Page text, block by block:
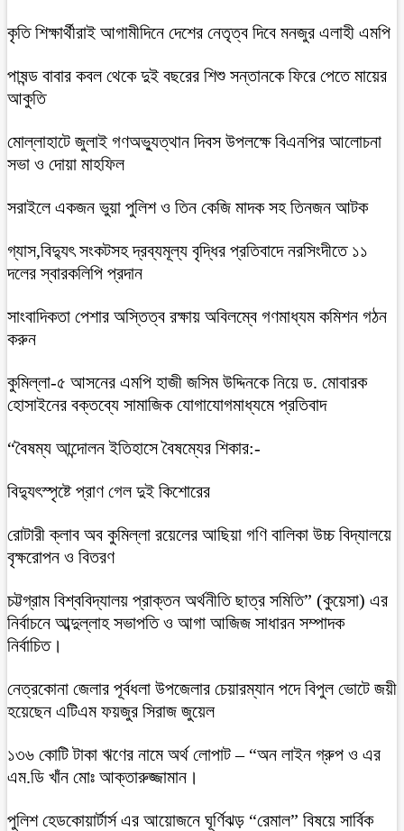
কৃতি শিক্ষার্থীরাই আগামীদিনে দেশের নেতৃত্ব দিবে মনজুর এলাহী এমপি
পাষন্ড বাবার কবল থেকে দুই বছরের শিশু সন্তানকে ফিরে পেতে মায়ের
আকুতি
মোল্লাহাটে জুলাই গণঅভ্যুত্থান দিবস উপলক্ষে বিএনপির আলোচনা
সভা ও দোয়া মাহফিল
সরাইলে একজন ভুয়া পুলিশ ও তিন কেজি মাদক সহ তিনজন আটক
গ্যাস,বিদ্যুৎ সংকটসহ দ্রব্যমূল্য বৃদ্ধির প্রতিবাদে নরসিংদীতে ১১
দলের স্বারকলিপি প্রদান
সাংবাদিকতা পেশার অস্তিত্ব রক্ষায় অবিলম্বে গণমাধ্যম কমিশন গঠন
করুন
কুমিল্লা-৫ আসনের এমপি হাজী জসিম উদ্দিনকে নিয়ে ড. মোবারক
হোসাইনের বক্তব্যে সামাজিক যোগাযোগমাধ্যমে প্রতিবাদ
“বৈষম্য আন্দোলন ইতিহাসে বৈষম্যের শিকার:-
বিদ্যুৎস্পৃষ্টে প্রাণ গেল দুই কিশোরের
রোটারী ক্লাব অব কুমিল্লা রয়েলের আছিয়া গণি বালিকা উচ্চ বিদ্যালয়ে
বৃক্ষরোপন ও বিতরণ
চট্টগ্রাম বিশ্ববিদ্যালয় প্রাক্তন অর্থনীতি ছাত্র সমিতি” (কুয়েসা) এর
নির্বাচনে আব্দুল্লাহ সভাপতি ও আগা আজিজ সাধারন সম্পাদক
নির্বাচিত।
নেত্রকোনা জেলার পূর্বধলা উপজেলার চেয়ারম্যান পদে বিপুল ভোটে জয়ী
হয়েছেন এটিএম ফয়জুর সিরাজ জুয়েল
১৩৬ কোটি টাকা ঋণের নামে অর্থ লোপাট – “অন লাইন গ্রুপ ও এর
এম.ডি খাঁন মোঃ আক্তারুজ্জামান।
পুলিশ হেডকোয়ার্টার্স এর আয়োজনে ঘূর্ণিঝড় “রেমাল” বিষয়ে সার্বিক